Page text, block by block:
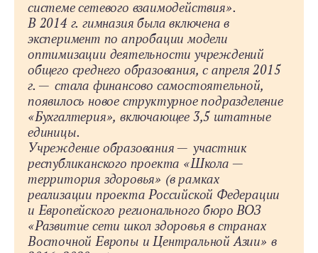
системе сетевого взаимодействия».
В 2014 г. гимназия была включена в
эксперимент по апробации модели
оптимизации деятельности учреждений
общего среднего образования, с апреля 2015
г. — стала финансово самостоятельной,
появилось новое структурное подразделение
«Бухгалтерия», включающее 3,5 штатные
единицы.
Учреждение образования — участник
республиканского проекта «Школа —
территория здоровья» (в рамках
реализации проекта Российской Федерации
и Европейского регионального бюро ВОЗ
«Развитие сети школ здоровья в странах
Восточной Европы и Центральной Азии» в